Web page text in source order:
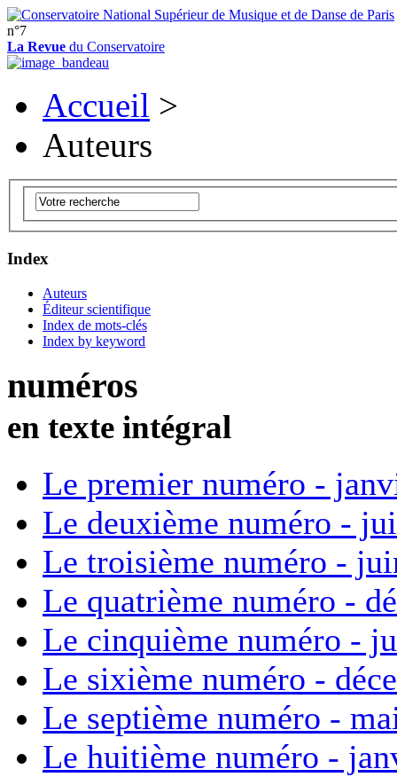
n°7
La Revue du Conservatoire
Accueil >
Auteurs
Index
Auteurs
Éditeur scientifique
Index de mots-clés
Index by keyword
numéros
en texte intégral
Le premier numéro -
Le deuxième numéro -
Le troisième numéro -
Le quatrième numéro -
Le cinquième numéro -
Le sixième numéro -
Le septième numéro -
Le huitième numéro -